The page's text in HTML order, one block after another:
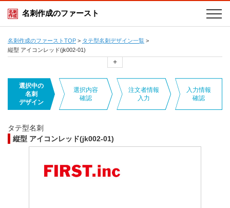
名刺作成のファースト
名刺作成のファーストTOP > タテ型名刺デザイン一覧 >
縦型 アイコンレッド(jk002-01)
+
選択中の
名刺
デザイン
選択内容
確認
注文者情報
入力
入力情報
確認
タテ型名刺
縦型 アイコンレッド(jk002-01)